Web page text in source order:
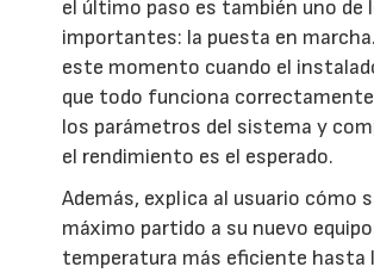
el último paso es también uno de
importantes: la puesta en
este momento cuando el
que todo funciona
los parámetros del sistema y
el rendimiento es el esperado.
Además, explica al usuario cómo
máximo partido a su nuevo
temperatura más eficiente hasta